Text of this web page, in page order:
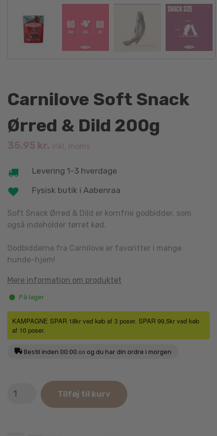
Carnilove Soft Snack
Ørred & Dild 200g
35.95 kr. inkl. moms
Levering 1-3 hverdage
Fysisk butik i Aabenraa
Soft Snack Ørred & Dild er kornfrie godbidder, som
også indeholder tørret kød.
Godbidderne fra Carnilove er favoritter i mange
hunde-hjem!
Mere information om produktet
På lager
KAMPAGNE SPAR 18kr ved køb af 3 poser. SPAR 99,5kr ved køb
af 10 poser.
Bestil inden 00:00. 00 og du har din ordre i morgen
Soft
Tilføj til kurv